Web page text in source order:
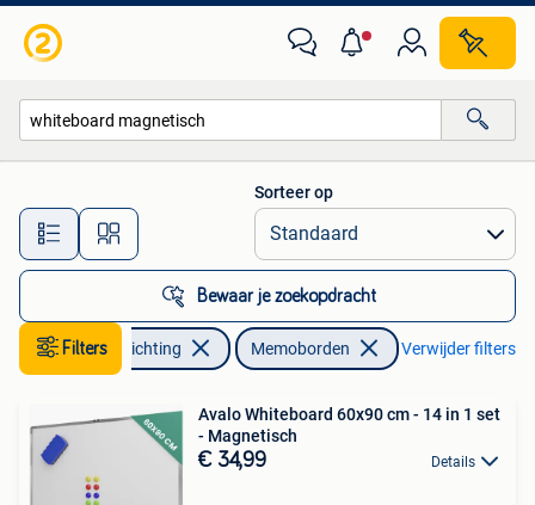
Alle afstanden…
Sorteer op
Bewaar je zoekopdracht
Filters
Huis en Inrichting Memoborden Verwijder filters
Avalo Whiteboard 60x90 cm - 14 in 1 set
- Magnetisch
€ 34,99 Details